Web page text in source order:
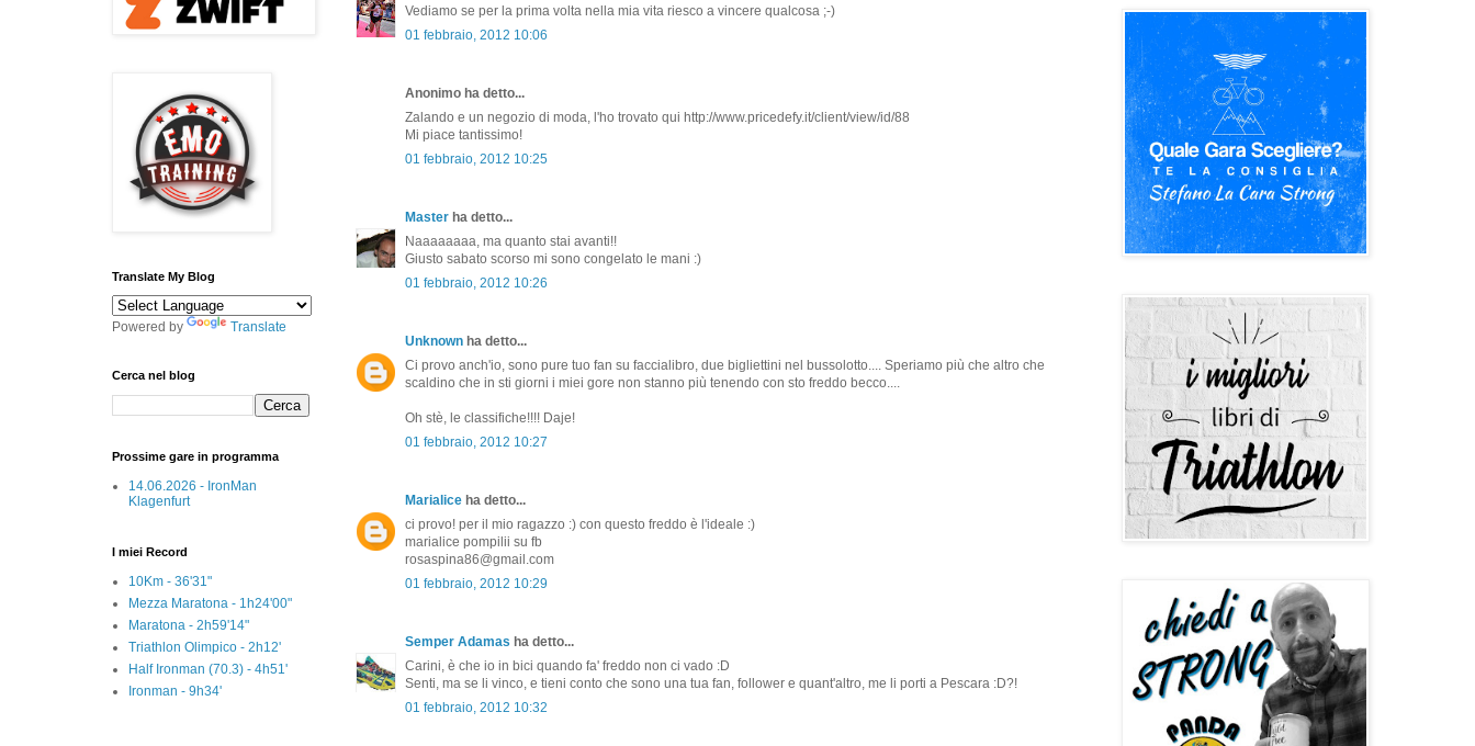
Vediamo se per la prima volta nella mia vita riesco a vincere qualcosa ;-)
01 febbraio, 2012 10:06
Anonimo ha detto...
Zalando e un negozio di moda, l'ho trovato qui http://www.pricedefy.it/client/view/id/88
Mi piace tantissimo!
01 febbraio, 2012 10:25
Master ha detto...
Naaaaaaaa, ma quanto stai avanti!!
Giusto sabato scorso mi sono congelato le mani :)
01 febbraio, 2012 10:26
Unknown ha detto...
Ci provo anch'io, sono pure tuo fan su faccialibro, due bigliettini nel bussolotto.... Speriamo più che altro che
scaldino che in sti giorni i miei gore non stanno più tenendo con sto freddo becco....
Oh stè, le classifiche!!!! Daje!
01 febbraio, 2012 10:27
Marialice ha detto...
ci provo! per il mio ragazzo :) con questo freddo è l'ideale :)
marialice pompilii su fb
rosaspina86@gmail.com
01 febbraio, 2012 10:29
Semper Adamas ha detto...
Carini, è che io in bici quando fa' freddo non ci vado :D
Senti, ma se li vinco, e tieni conto che sono una tua fan, follower e quant'altro, me li porti a Pescara :D?!
01 febbraio, 2012 10:32
Translate My Blog
Powered by Translate
Cerca nel blog
Prossime gare in programma
14.06.2026 - IronMan
Klagenfurt
I miei Record
10Km - 36'31"
Mezza Maratona - 1h24'00"
Maratona - 2h59'14"
Triathlon Olimpico - 2h12'
Half Ironman (70.3) - 4h51'
Ironman - 9h34'